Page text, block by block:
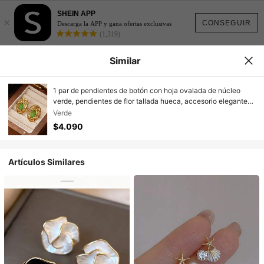
CONSEGUIR
×
SHEIN APP
Descarga la APP y gana ofertas exclusivas
(1,319)
Similar
1 par de pendientes de botón con hoja ovalada de núcleo
verde, pendientes de flor tallada hueca, accesorio elegante
para el trabajo y uso diario
Verde
$4.090
Artículos Similares